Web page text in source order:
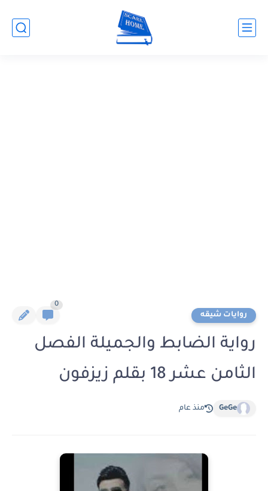
روايات شيقه
0
رواية الضابط والجميلة الفصل
الثامن عشر 18 بقلم زيزفون
GeGe منذ عام